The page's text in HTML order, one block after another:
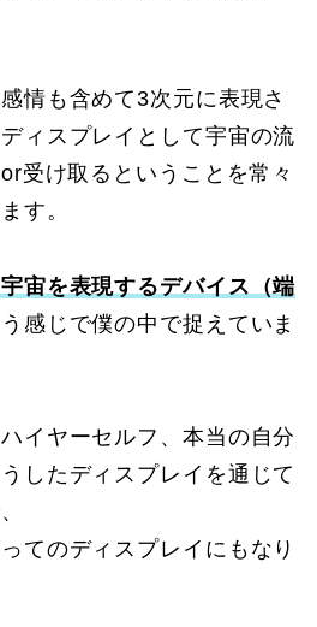
情も含めて3次元に表現さ
ィスプレイとして宇宙の流
受け取るということを常々
す。
宙を表現するデバイス（端
感じで僕の中で捉えていま
イヤーセルフ、本当の自分
したディスプレイを通じて
てのディスプレイにもなり